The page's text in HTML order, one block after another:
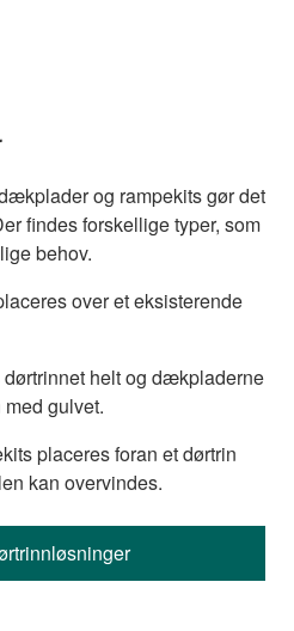
og rampekits gør det
findes forskellige typer, som
behov.
over et eksisterende
helt og dækpladerne
gulvet.
placeres foran et dørtrin
kan overvindes.